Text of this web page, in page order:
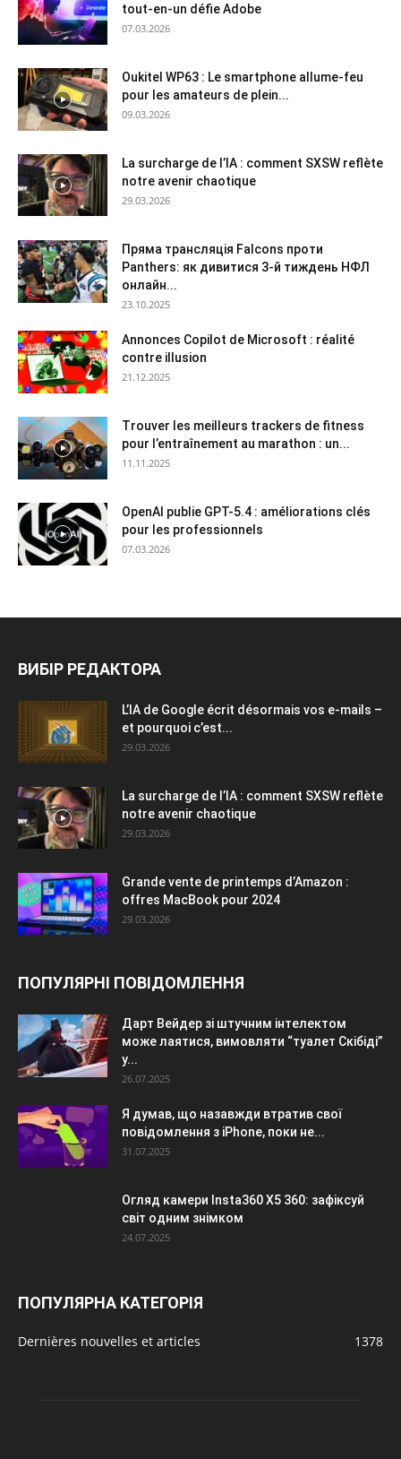
tout-en-un défie Adobe
07.03.2026
Oukitel WP63 : Le smartphone allume-feu
pour les amateurs de plein...
09.03.2026
La surcharge de l’IA : comment SXSW reflète
notre avenir chaotique
29.03.2026
Пряма трансляція Falcons проти
Panthers: як дивитися 3-й тиждень НФЛ
онлайн...
23.10.2025
Annonces Copilot de Microsoft : réalité
contre illusion
21.12.2025
Trouver les meilleurs trackers de fitness
pour l’entraînement au marathon : un...
11.11.2025
OpenAI publie GPT-5.4 : améliorations clés
pour les professionnels
07.03.2026
ВИБІР РЕДАКТОРА
L’IA de Google écrit désormais vos e-mails –
et pourquoi c’est...
29.03.2026
La surcharge de l’IA : comment SXSW reflète
notre avenir chaotique
29.03.2026
Grande vente de printemps d’Amazon :
offres MacBook pour 2024
29.03.2026
ПОПУЛЯРНІ ПОВІДОМЛЕННЯ
Дарт Вейдер зі штучним інтелектом
може лаятися, вимовляти “туалет Скібіді”
у...
26.07.2025
Я думав, що назавжди втратив свої
повідомлення з iPhone, поки не...
31.07.2025
Огляд камери Insta360 X5 360: зафіксуй
світ одним знімком
24.07.2025
ПОПУЛЯРНА КАТЕГОРІЯ
Dernières nouvelles et articles 1378